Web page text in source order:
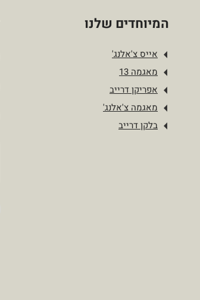
המיוחדים שלנו
אייס צ'אלנג'
מאגמה 13
אפריקן דרייב
מאגמה צ'אלנג'
בלקן דרייב